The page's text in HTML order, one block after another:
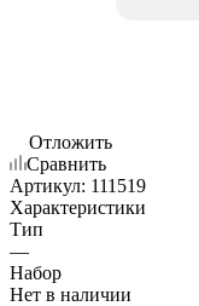
Отложить
Сравнить
Артикул: 111519
Характеристики
Тип
—
Набор
Нет в наличии